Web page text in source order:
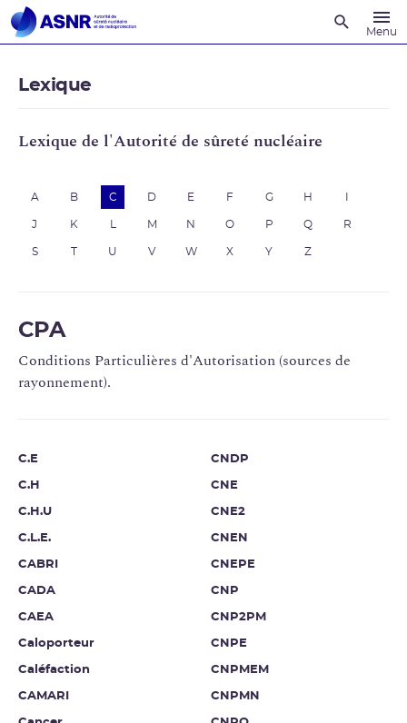
Menu
Lexique
Lexique de l'Autorité de sûreté nucléaire
A B C D E F G H
J K M N O P Q R
S U V W X Y Z
CPA
Conditions Particulières d'Autorisation (sources de
rayonnement).
C.E
C.H
C.H.U
C.L.E.
CABRI
CADA
CAEA
Caloporteur
Caléfaction
CAMARI
CNDP
CNE
CNE2
CNEN
CNEPE
CNP
CNP2PM
CNPE
CNPMEM
CNPMN